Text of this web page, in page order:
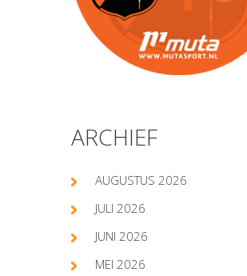
ARCHIEF
AUGUSTUS 2026
JULI 2026
JUNI 2026
MEI 2026